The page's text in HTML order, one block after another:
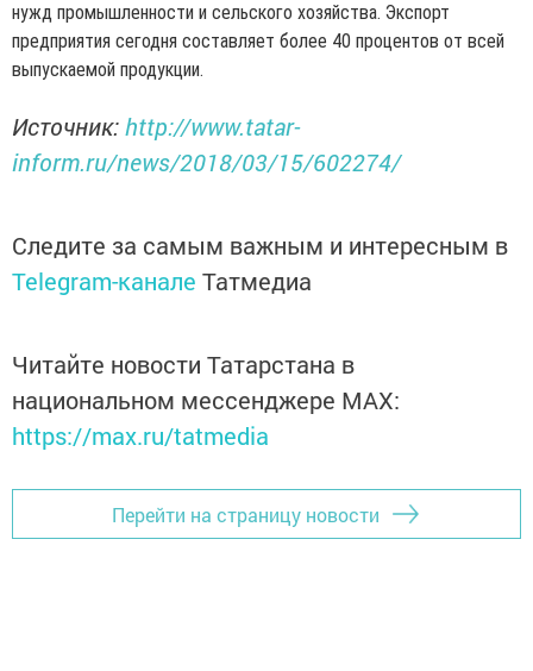
нужд промышленности и сельского хозяйства. Экспорт
предприятия сегодня составляет более 40 процентов от всей
выпускаемой продукции.
Источник:http://www.tatar-
inform.ru/news/2018/03/15/602274/
Следите за самым важным и интересным в
Telegram-канале Татмедиа
Читайте новости Татарстана в
национальном мессенджере MАХ:
https://max.ru/tatmedia
Перейти на страницу новости